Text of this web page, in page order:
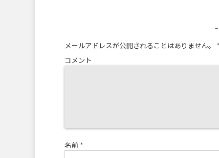
メールアドレスが公開されることはありません。
コメント
名前 *